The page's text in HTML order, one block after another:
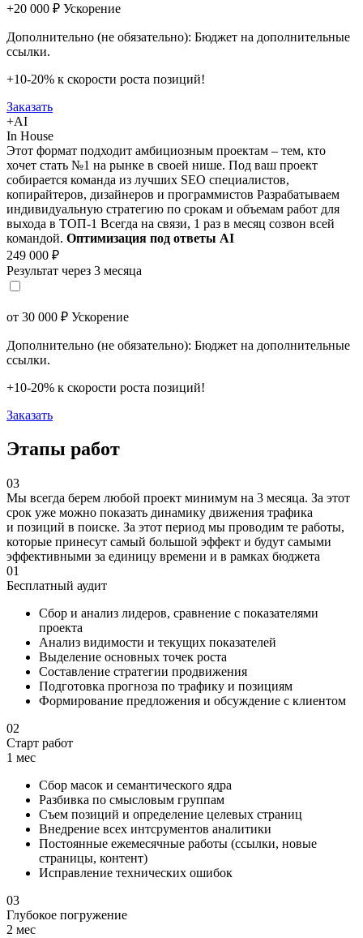
+20 000 ₽ Ускорение
Дополнительно (не обязательно): Бюджет на дополнительные
ссылки.
+10-20% к скорости роста позиций!
Заказать
+AI
In House
Этот формат подходит амбициозным проектам – тем, кто
хочет стать №1 на рынке в своей нише. Под ваш проект
собирается команда из лучших SEO специалистов,
копирайтеров, дизайнеров и программистов Разрабатываем
индивидуальную стратегию по срокам и объемам работ для
выхода в ТОП-1 Всегда на связи, 1 раз в месяц созвон всей
командой. Оптимизация под ответы AI
249 000 ₽
Результат через 3 месяца
от 30 000 ₽ Ускорение
Дополнительно (не обязательно): Бюджет на дополнительные
ссылки.
+10-20% к скорости роста позиций!
Заказать
Этапы работ
03
Мы всегда берем любой проект минимум на 3 месяца. За этот
срок уже можно показать динамику движения трафика
и позиций в поиске. За этот период мы проводим те работы,
которые принесут самый большой эффект и будут самыми
эффективными за единицу времени и в рамках бюджета
01
Бесплатный аудит
Сбор и анализ лидеров, сравнение с показателями
проекта
Анализ видимости и текущих показателей
Выделение основных точек роста
Составление стратегии продвижения
Подготовка прогноза по трафику и позициям
Формирование предложения и обсуждение с клиентом
02
Старт работ
1 мес
Сбор масок и семантического ядра
Разбивка по смысловым группам
Съем позиций и определение целевых страниц
Внедрение всех интсрументов аналитики
Постоянные ежемесячные работы (ссылки, новые
страницы, контент)
Исправление технических ошибок
03
Глубокое погружение
2 мес